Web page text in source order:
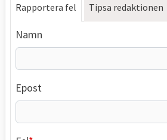
Rapportera fel Tipsa redaktionen
Namn
Epost